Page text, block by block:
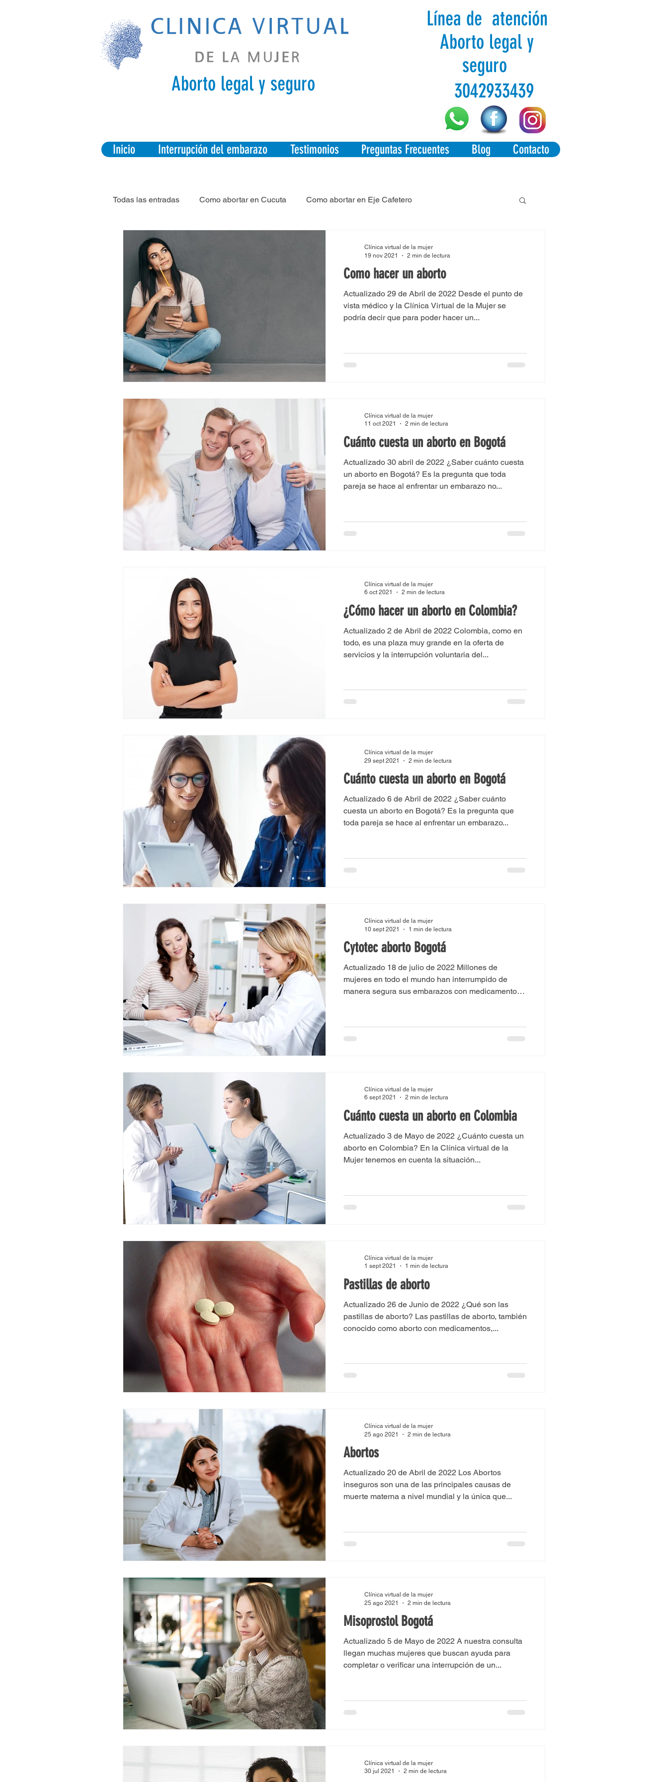
Aborto legal y seguro
Línea de atención
Aborto legal y
seguro
3042933439
Inicio Interrupción del embarazo Testimonios Preguntas Frecuentes Blog Contacto
Todas las entradas Como abortar en Cucuta Como abortar en Eje Cafetero
Como abortar en Cartagena
Como abortar en la guajira Como abortar en Barranquilla
Como Abortar en Colombia Como abortar en Bucaramanga Mifepristona
Como abortar en Pereira Como abortar en cali
Como abortar en Manizalez Medicamentos para abortar
Como hacer un aborto
Actualizado 29 de Abril de 2022 Desde el punto de
vista médico y la Clínica Virtual de la Mujer se
podría decir que para poder hacer un...
Clínica virtual de la mujer
19 nov 2021
2 min de lectura
Cuánto cuesta un aborto en Bogotá
Actualizado 30 abril de 2022 ¿Saber cuánto cuesta
un aborto en Bogotá? Es la pregunta que toda
pareja se hace al enfrentar un embarazo no...
Clínica virtual de la mujer
11 oct 2021
2 min de lectura
¿Cómo hacer un aborto en Colombia?
Actualizado 2 de Abril de 2022 Colombia, como en
todo, es una plaza muy grande en la oferta de
servicios y la interrupción voluntaria del...
Clínica virtual de la mujer
6 oct 2021
2 min de lectura
Cuánto cuesta un aborto en Bogotá
Actualizado 6 de Abril de 2022 ¿Saber cuánto
cuesta un aborto en Bogotá? Es la pregunta que
toda pareja se hace al enfrentar un embarazo...
Clínica virtual de la mujer
29 sept 2021
2 min de lectura
Cytotec aborto Bogotá
Actualizado 18 de julio de 2022 Millones de
mujeres en todo el mundo han interrumpido de
manera segura sus embarazos con medicamentos,
Clínica virtual de la mujer
10 sept 2021
1 min de lectura
Cuánto cuesta un aborto en Colombia
Actualizado 3 de Mayo de 2022 ¿Cuánto cuesta un
aborto en Colombia? En la Clínica virtual de la
Mujer tenemos en cuenta la situación...
Clínica virtual de la mujer
6 sept 2021
2 min de lectura
Pastillas de aborto
Actualizado 26 de Junio de 2022 ¿Qué son las
pastillas de aborto? Las pastillas de aborto, también
conocido como aborto con medicamentos,...
Clínica virtual de la mujer
1 sept 2021
1 min de lectura
Abortos
Actualizado 20 de Abril de 2022 Los Abortos
inseguros son una de las principales causas de
muerte materna a nivel mundial y la única que...
Clínica virtual de la mujer
25 ago 2021
2 min de lectura
Misoprostol Bogotá
Actualizado 5 de Mayo de 2022 A nuestra consulta
llegan muchas mujeres que buscan ayuda para
completar o verificar una interrupción de un...
Clínica virtual de la mujer
25 ago 2021
2 min de lectura
Clínica virtual de la mujer
30 jul 2021
2 min de lectura